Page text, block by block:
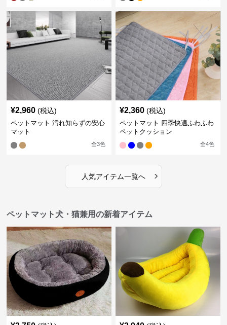
¥2,960 (税込)
ペットマット 汚れ知らずの安心
マット
全3色
¥2,360 (税込)
ペットマット 四季快適ふわふわ
ペットクッション
全4色
人気アイテム一覧へ ›
ペットマット犬・猫兼用の新着アイテム